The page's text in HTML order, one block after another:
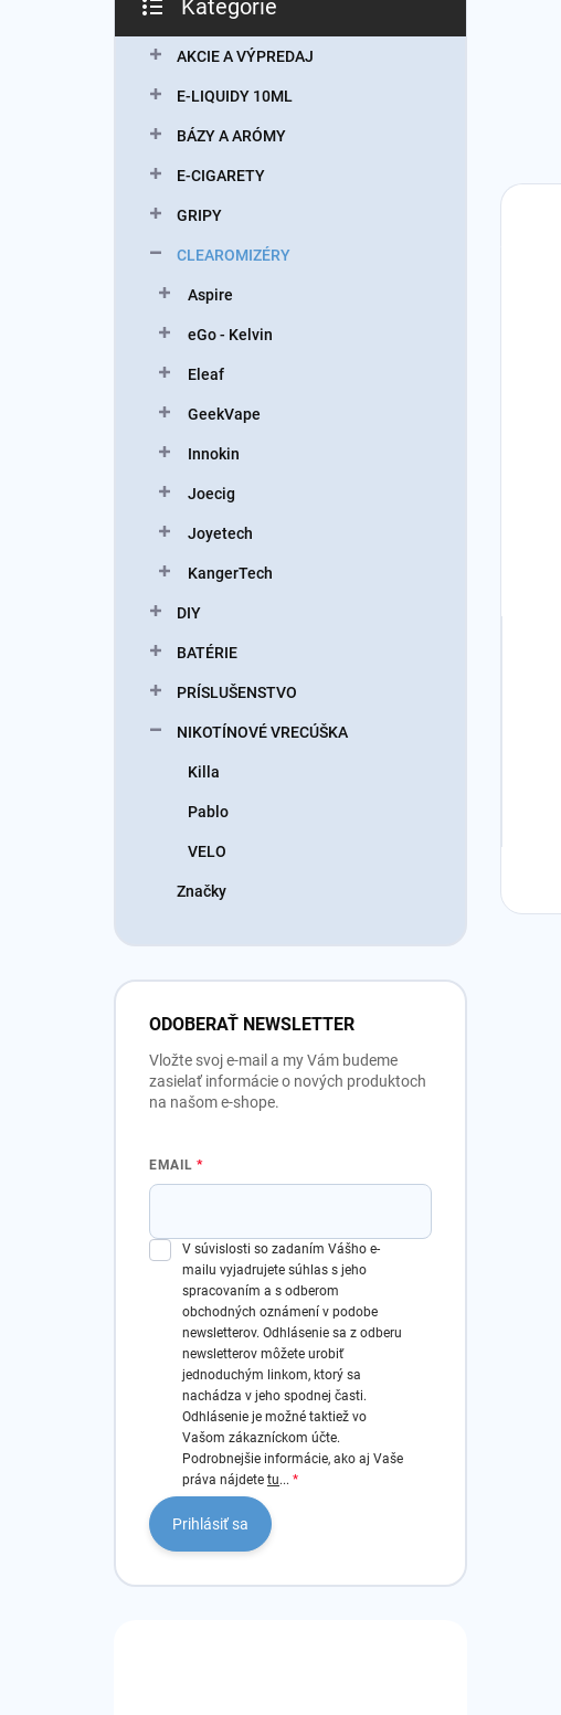
kategórie
Kategórie
AKCIE A VÝPREDAJ
E-LIQUIDY 10ML
BÁZY A ARÓMY
E-CIGARETY
GRIPY
CLEAROMIZÉRY
Aspire
eGo - Kelvin
Eleaf
GeekVape
Innokin
Joecig
Joyetech
KangerTech
DIY
BATÉRIE
PRÍSLUŠENSTVO
NIKOTÍNOVÉ VRECÚŠKA
Killa
Pablo
VELO
Značky
ODOBERAŤ NEWSLETTER
Vložte svoj e-mail a my Vám budeme
zasielať informácie o nových produktoch
na našom e-shope.
EMAIL
V súvislosti so zadaním Vášho e-
mailu vyjadrujete súhlas s jeho
spracovaním a s odberom
obchodných oznámení v podobe
newsletterov. Odhlásenie sa z odberu
newsletterov môžete urobiť
jednoduchým linkom, ktorý sa
nachádza v jeho spodnej časti.
Odhlásenie je možné taktiež vo
Vašom zákazníckom účte.
Podrobnejšie informácie, ako aj Vaše
práva nájdete tu...
Prihlásiť sa